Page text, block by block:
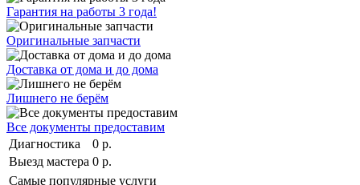
Гарантия на работы 3 года!
Оригинальные запчасти
Доставка от дома и до дома
Лишнего не берём
Все документы предоставим
Диагностика
0 р.
Выезд мастера 0 р.
Самые популярные услуги